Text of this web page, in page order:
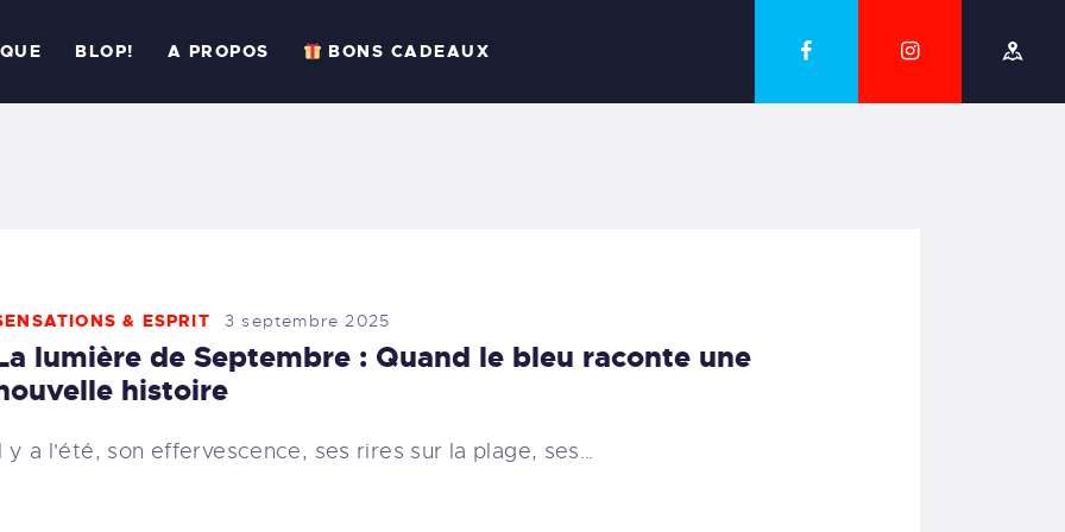
BLOP! A PROPOS BONS CADEAUX
BONS CADEAUX
& ESPRIT 3 septembre 2025
lumière de Septembre : Quand le bleu raconte une
histoire
y a l'été, son effervescence, ses rires sur la plage, ses…